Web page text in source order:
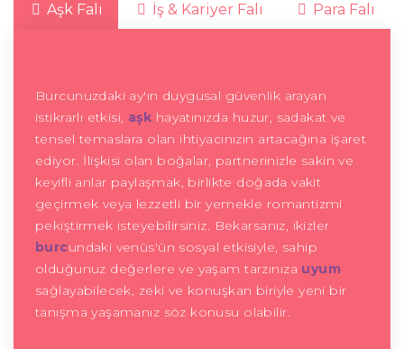
Aşk Falı İş & Kariyer Falı Para Falı
Burcunuzdaki ay'ın duygusal güvenlik arayan
istikrarlı etkisi, aşk hayatınızda huzur, sadakat ve
tensel temaslara olan ihtiyacınızın artacağına işaret
ediyor. İlişkisi olan boğalar, partnerinizle sakin ve
keyifli anlar paylaşmak, birlikte doğada vakit
geçirmek veya lezzetli bir yemekle romantizmi
pekiştirmek isteyebilirsiniz. Bekarsanız, ikizler
burcundaki venüs'ün sosyal etkisiyle, sahip
olduğunuz değerlere ve yaşam tarzınıza uyum
sağlayabilecek, zeki ve konuşkan biriyle yeni bir
tanışma yaşamanız söz konusu olabilir.